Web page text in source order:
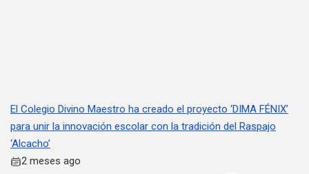
El Colegio Divino Maestro ha creado el proyecto ‘DIMA FÉNIX’
para unir la innovación escolar con la tradición del Raspajo
‘Alcacho’
2 meses ago